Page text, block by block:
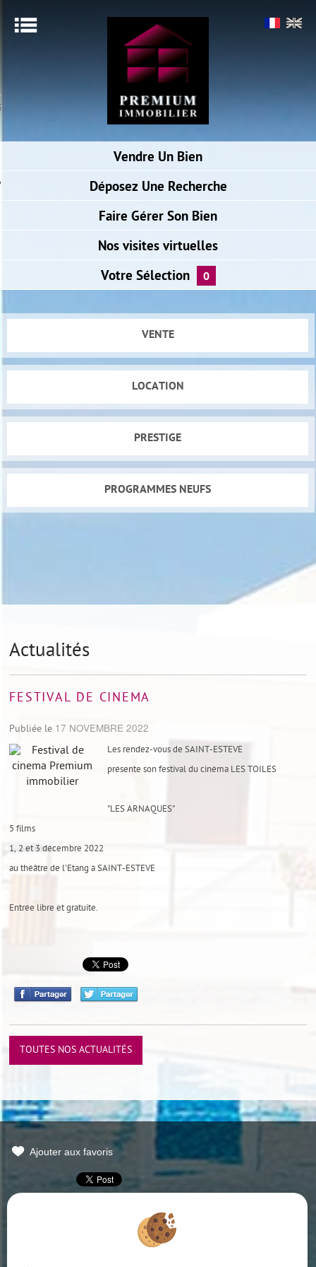
Vendre Un Bien
Déposez Une Recherche
Faire Gérer Son Bien
Nos visites virtuelles
Votre Sélection 0
VENTE
LOCATION
PRESTIGE
PROGRAMMES NEUFS
VOTRE PRÊT
ACCÈS PROPRIÉTAIRE
Actualités
FESTIVAL DE CINEMA
Publiée le 17 NOVEMBRE 2022
Les rendez-vous de SAINT-ESTEVE
présente son festival du cinéma LES TOILES
"LES ARNAQUES"
5 films
1, 2 et 3 décembre 2022
au théâtre de l'Etang à SAINT-ESTEVE
Entrée libre et gratuite.
TOUTES NOS ACTUALITÉS
Ajouter aux favoris
Politique de protection des données
Accès Propriétaire